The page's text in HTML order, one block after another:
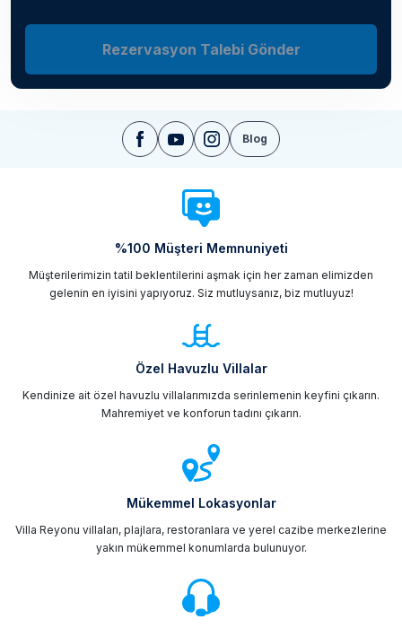
Rezervasyon Talebi Gönder
Blog
%100 Müşteri Memnuniyeti
Müşterilerimizin tatil beklentilerini aşmak için her zaman elimizden
gelenin en iyisini yapıyoruz. Siz mutluysanız, biz mutluyuz!
Özel Havuzlu Villalar
Kendinize ait özel havuzlu villalarımızda serinlemenin keyfini çıkarın.
Mahremiyet ve konforun tadını çıkarın.
Mükemmel Lokasyonlar
Villa Reyonu villaları, plajlara, restoranlara ve yerel cazibe merkezlerine
yakın mükemmel konumlarda bulunuyor.